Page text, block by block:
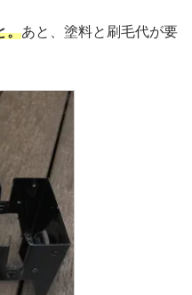
。あと、塗料と刷毛代が要